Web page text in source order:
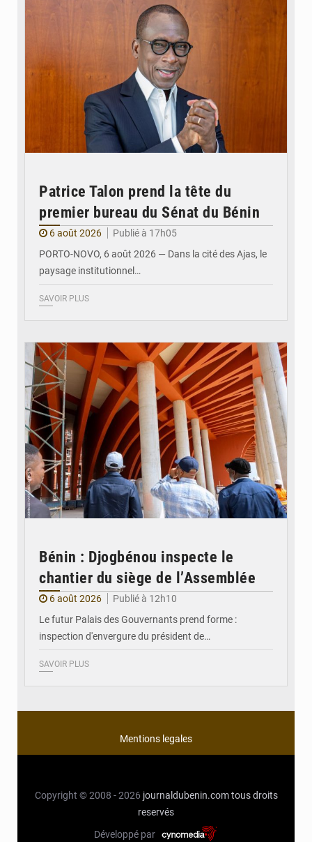
Patrice Talon prend la tête du
premier bureau du Sénat du Bénin
6 août 2026
Publié à 17h05
PORTO-NOVO, 6 août 2026 — Dans la cité des Ajas, le
paysage institutionnel…
SAVOIR PLUS
Bénin : Djogbénou inspecte le
chantier du siège de l’Assemblée
6 août 2026
Publié à 12h10
Le futur Palais des Gouvernants prend forme :
inspection d'envergure du président de…
SAVOIR PLUS
Mentions legales
Copyright © 2008 - 2026 journaldubenin.com tous droits
reservés
Développé par